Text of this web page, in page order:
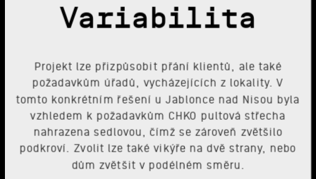
Variabilita
Projekt lze přizpůsobit přání klientů, ale také
požadavkům úřadů, vycházejících z lokality. V
tomto konkrétním řešení u Jablonce nad Nisou byla
vzhledem k požadavkům CHKO pultová střecha
nahrazena sedlovou, čímž se zároveň zvětšilo
podkroví. Zvolit lze také vikýře na dvě strany, nebo
dům zvětšit v podélném směru.